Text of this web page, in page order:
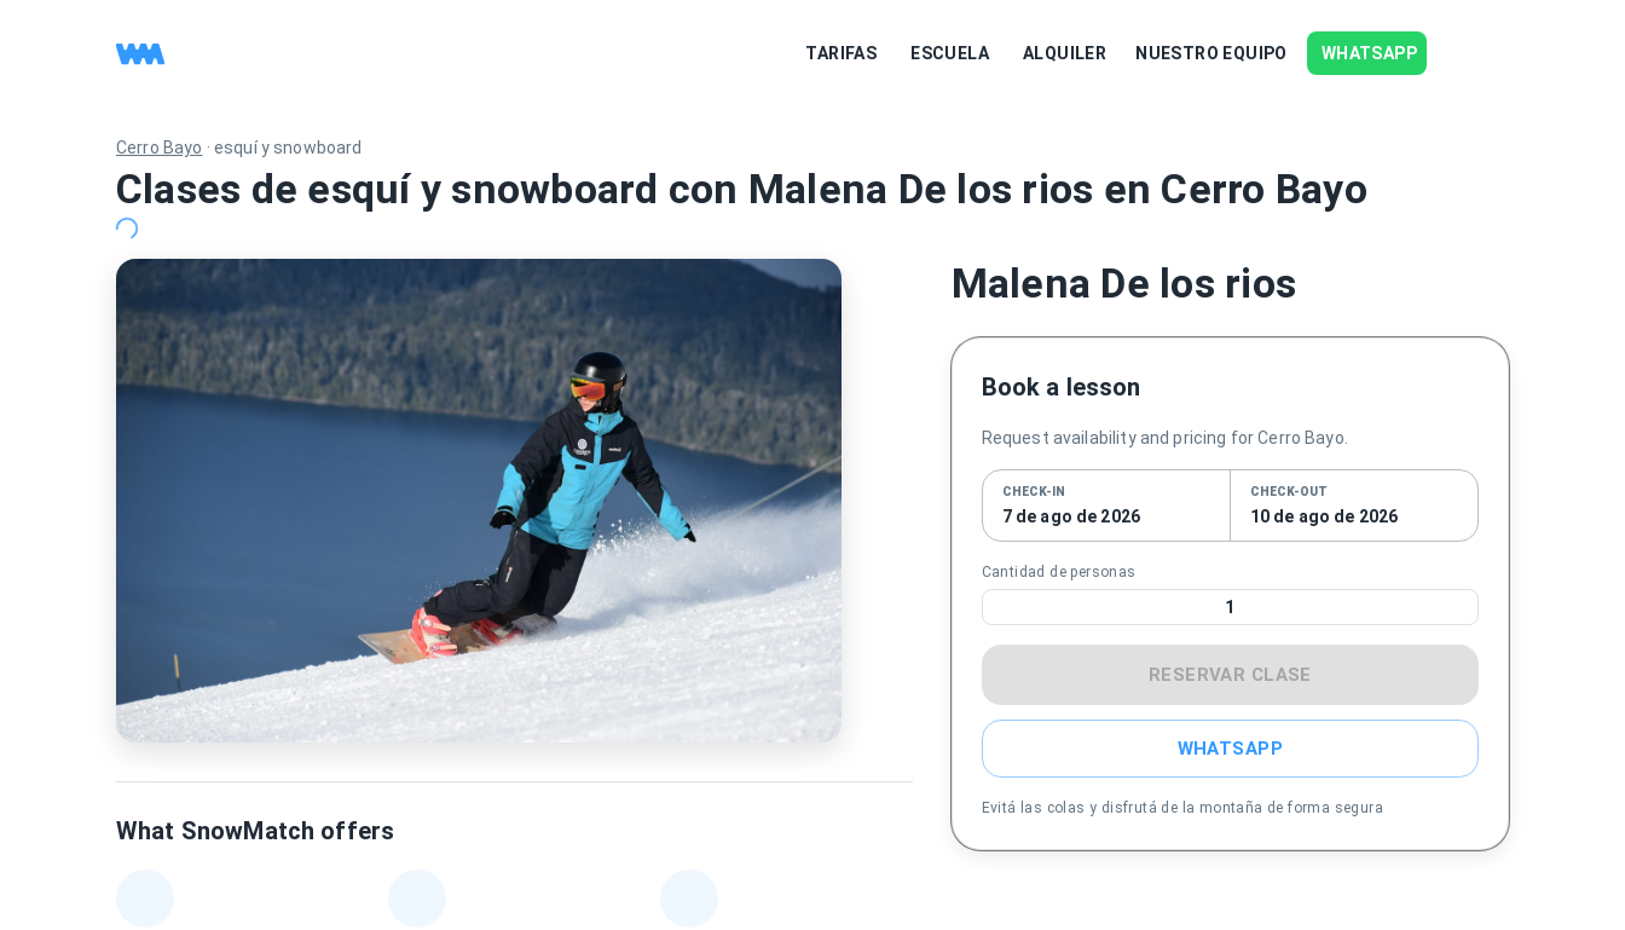
TARIFAS ESCUELA ALQUILER NUESTRO EQUIPO WHATSAPP
Cerro Bayo · esquí y snowboard
Clases de esquí y snowboard con Malena De los rios en Cerro Bayo
What SnowMatch offers
Malena De los rios
Book a lesson
Request availability and pricing for Cerro Bayo.
CHECK-IN
7 de ago de 2026
CHECK-OUT
10 de ago de 2026
Cantidad de personas
1
RESERVAR CLASE
WHATSAPP
Evitá las colas y disfrutá de la montaña de forma segura